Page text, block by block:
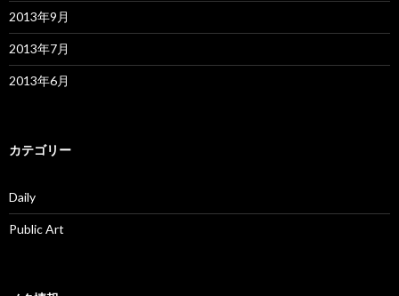
2013年9月
2013年7月
2013年6月
カテゴリー
Daily
Public Art